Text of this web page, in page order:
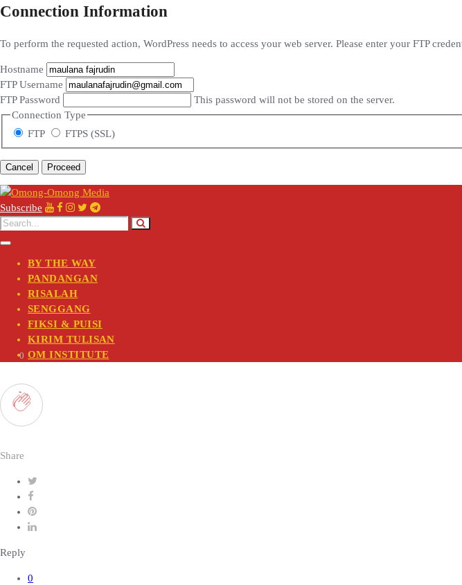
Connection Information
To perform the requested action, WordPress needs to access your web server. Please enter your FTP
Hostname
FTP Username
FTP Password
This password will not be stored on the server.
Connection Type
FTP
FTPS (SSL)
Cancel
Subscribe
BY THE WAY
PANDANGAN
RISALAH
SENGGANG
FIKSI & PUISI
KIRIM TULISAN
OM INSTITUTE
0
Share
Reply
0